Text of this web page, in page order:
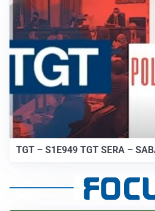
TGT – S1E949 TGT SERA –